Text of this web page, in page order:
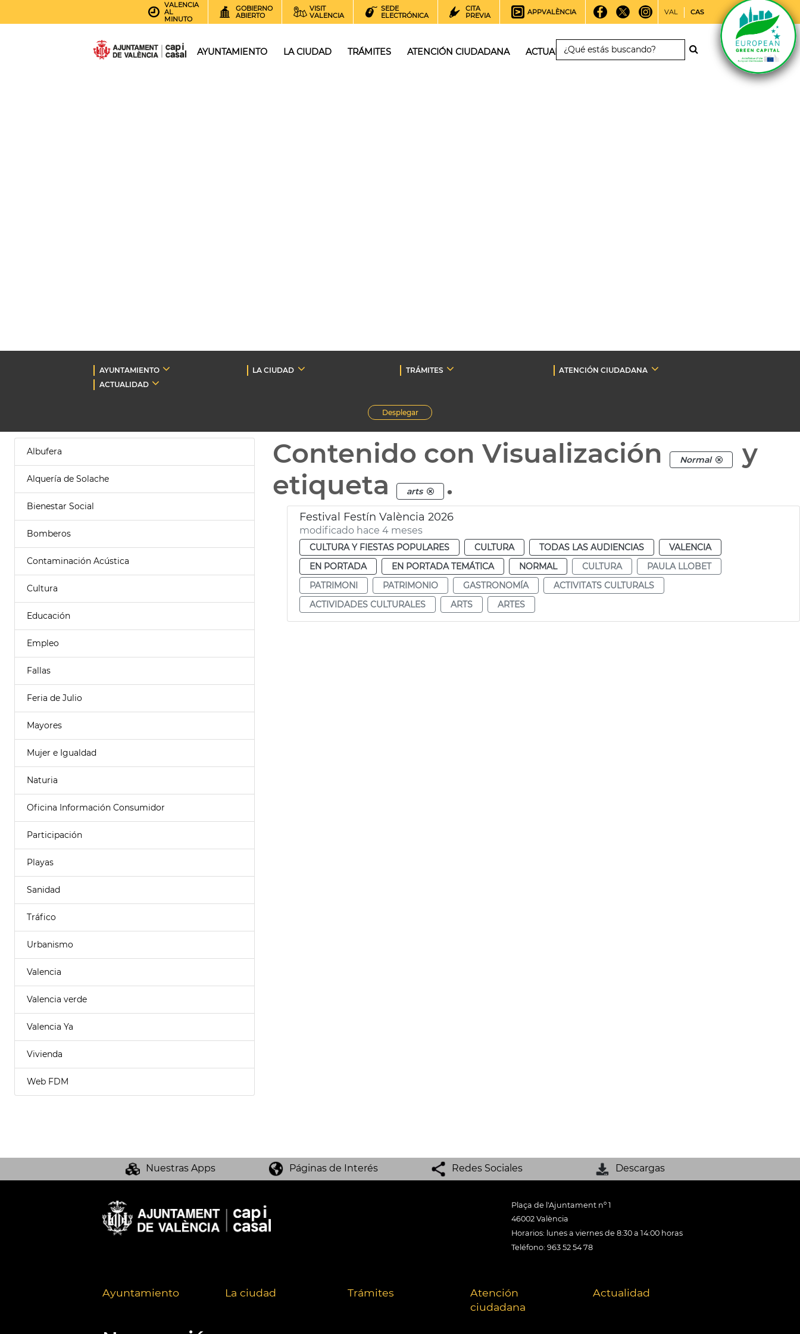
VALENCIA
AL
MINUTO
GOBIERNO
ABIERTO
VISIT
VALENCIA
SEDE
ELECTRÓNICA
CITA
PREVIA
APPVALÈNCIA VAL CAS
AYUNTAMIENTO LA CIUDAD TRÁMITES ATENCIÓN CIUDADANA ACTUALIDAD
AYUNTAMIENTO LA CIUDAD TRÁMITES
ATENCIÓN CIUDADANA
ACTUALIDAD
Desplegar
Albufera
Alquería de Solache
Bienestar Social
Bomberos
Contaminación Acústica
Cultura
Educación
Empleo
Fallas
Feria de Julio
Mayores
Mujer e Igualdad
Naturia
Oficina Información Consumidor
Participación
Playas
Sanidad
Tráfico
Urbanismo
Valencia
Valencia verde
Valencia Ya
Vivienda
Web FDM
Contenido con Visualización Normal
y
etiqueta
arts .
Festival Festín València 2026
modificado hace 4 meses
CULTURA Y FIESTAS POPULARES CULTURA TODAS LAS AUDIENCIAS
VALENCIA
EN PORTADA
EN PORTADA TEMÁTICA NORMAL CULTURA
PAULA LLOBET
PATRIMONI
PATRIMONIO GASTRONOMÍA
ACTIVITATS CULTURALS
ACTIVIDADES CULTURALES
ARTS ARTES
Nuestras Apps Páginas de Interés Redes Sociales Descargas
Plaça de l'Ajuntament nº 1
46002 València
Horarios: lunes a viernes de 8:30 a 14:00 horas
Teléfono: 963 52 54 78
Ayuntamiento La ciudad Trámites
Atención
ciudadana
Actualidad